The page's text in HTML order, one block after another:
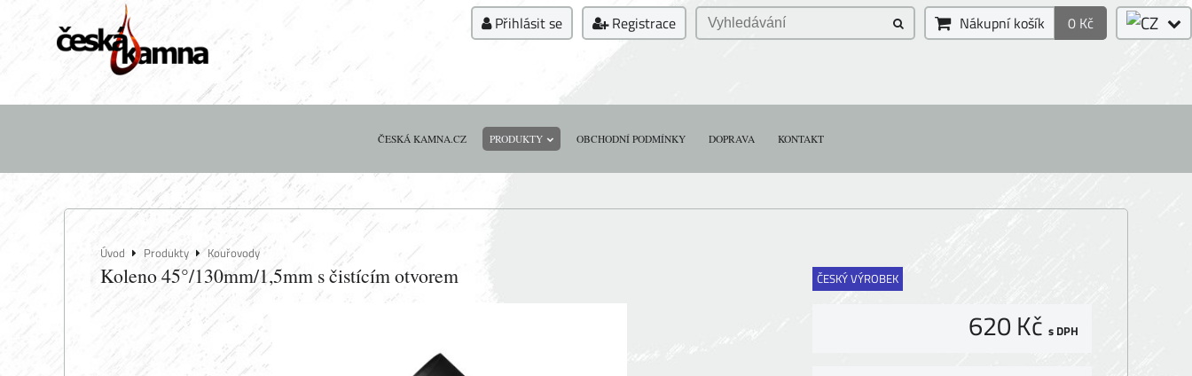
Přihlásit se Registrace Nákupní košík 0 Kč
ČESKÁ KAMNA.CZ PRODUKTY OBCHODNÍ PODMÍNKY DOPRAVA KONTAKT
Úvod Produkty Kouřovody
Koleno 45°/130mm/1,5mm s čistícím otvorem ČESKÝ VÝROBEK
620 Kč s DPH